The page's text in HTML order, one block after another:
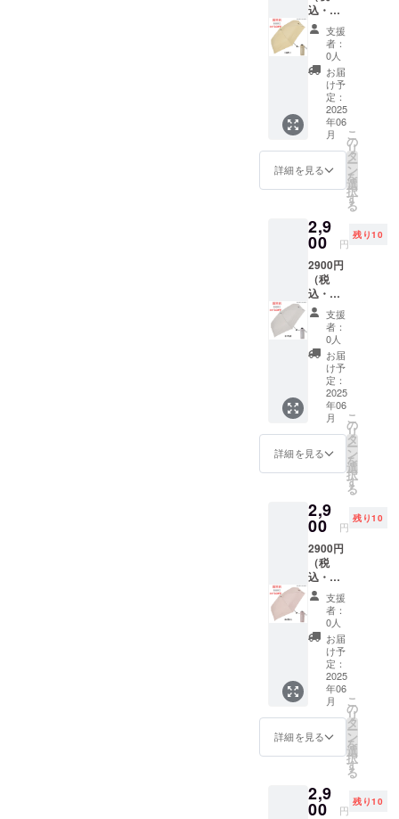
式会社
アス
ティ 日
本（埼
玉県）
商品発
送元
埼玉県
※商品サ
イズ画
像添付
参照 ＊
りま
す。 ＊
色合い
は、PC
の画面
と実物
で多少
異なっ
て見え
ること
がござ
いま
す。 ＊
使用し
生地が
柔らか
ワが目
立つ場
合がご
ざいま
す。(ご
使用に
問題は
ありま
せん。)
＊ご注
文状
況、使
用部材
の手
配・製
上など
の都合
日が遅
れる場
価格：
3,850円
(税込・
配送料
込)・品
質タグ
付き 生
地の組
成 ポ
リエス
テル
100％
原産
国
中国
【販売
元】 株
式会社
アス
ティ 日
本（埼
玉県）
商品発
送元
埼玉県
※商品サ
イズ画
像添付
参照 ＊
りま
す。 ＊
色合い
は、PC
の画面
と実物
で多少
異なっ
て見え
ること
がござ
いま
す。 ＊
使用し
生地が
柔らか
ワが目
立つ場
込・発
送費
込） 残
り：10
人まで
【快滴
DRY】
コンパ
クト5段
式無地
ミニ
超早割
24%OF
F
キ 1本
(共袋付
き) 自社
EC販売
予定価
格：
3,850円
(税込・
配送料
込)・品
質タグ
付き 生
地の組
成 ポ
リエス
テル
100％
原産
国
中国
【販売
元】 株
式会社
アス
ティ 日
本（埼
玉県）
商品発
送元
埼玉県
※商品サ
イズ画
像添付
参照 ＊
りま
す。 ＊
支援
者：
0人
お届
け予
定：
2025
年06
月
詳細を見る
こ
の
リ
タ
ー
ン
を
選
択
す
る
2,9
00 円
残り10
2900円
（税
込・発
送費
込） 残
り：10
人まで
【快滴
DRY】
コンパ
クト5段
式無地
ミニ
超早割
24%OF
F グ
ジュ 1
本 (共袋
付き) 自
社EC販
売予定
価格：
3,850円
(税込・
配送料
込)・品
質タグ
付き 生
地の組
成 ポ
リエス
テル
100％
原産
国
支援
者：
0人
お届
け予
定：
2025
年06
月
詳細を見る
こ
の
リ
タ
ー
ン
を
選
択
す
る
2,9
00 円
残り10
2900円
（税
込・発
送費
込） 残
り：10
人まで
【快滴
DRY】
コンパ
クト5段
式無地
ミニ
超早割
24%OF
F モ
チャ 1
本 (共袋
支援
者：
0人
お届
け予
定：
2025
年06
月
詳細を見る
こ
の
リ
タ
ー
ン
を
選
択
す
る
2,9
00 円
残り10